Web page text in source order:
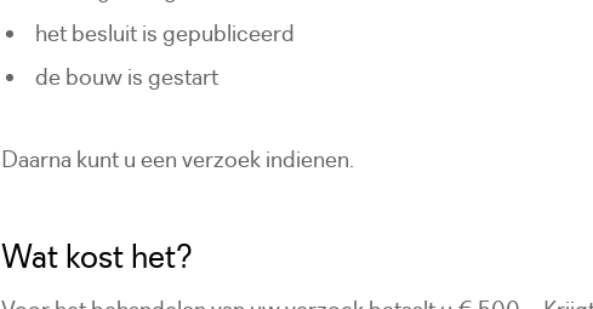
het besluit is gepubliceerd
de bouw is gestart
Daarna kunt u een verzoek indienen.
Wat kost het?